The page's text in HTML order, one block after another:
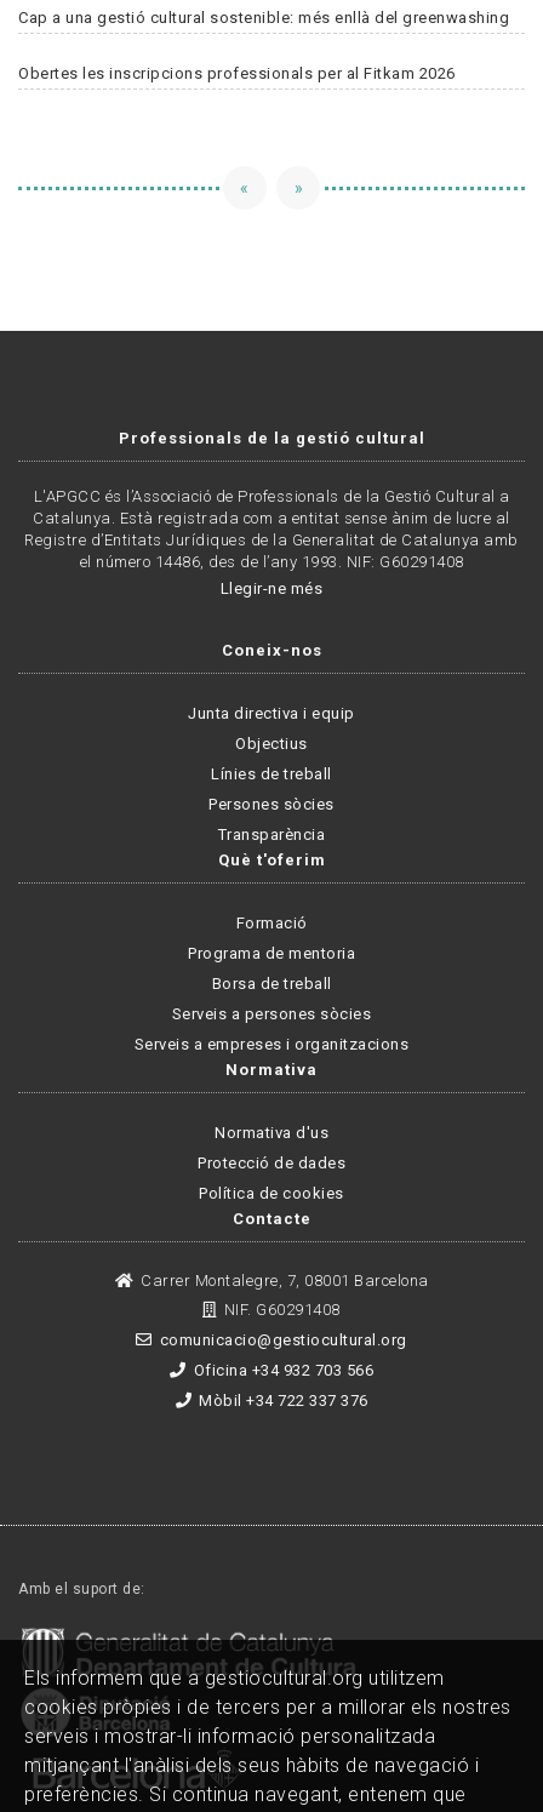
Cap a una gestió cultural sostenible: més enllà del greenwashing
Obertes les inscripcions professionals per al Fitkam 2026
« »
Professionals de la gestió cultural
L'APGCC és l’Associació de Professionals de la Gestió Cultural a
Catalunya. Està registrada com a entitat sense ànim de lucre al
Registre d’Entitats Jurídiques de la Generalitat de Catalunya amb
el número 14486, des de l’any 1993. NIF: G60291408
Llegir-ne més
Coneix-nos
Junta directiva i equip
Objectius
Línies de treball
Persones sòcies
Transparència
Què t'oferim
Formació
Programa de mentoria
Borsa de treball
Serveis a persones sòcies
Serveis a empreses i organitzacions
Normativa
Normativa d'us
Protecció de dades
Política de cookies
Contacte
Carrer Montalegre, 7, 08001 Barcelona
NIF. G60291408
comunicacio@gestiocultural.org
Oficina +34 932 703 566
Mòbil +34 722 337 376
Amb el suport de:
Els informem que a gestiocultural.org utilitzem
cookies pròpies i de tercers per a millorar els nostres
serveis i mostrar-li informació personalitzada
mitjançant l'anàlisi dels seus hàbits de navegació i
preferències. Si continua navegant, entenem que